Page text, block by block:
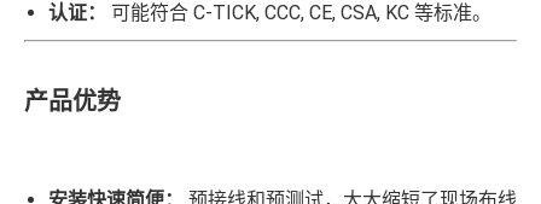
认证：
可能符合 C-TICK, CCC, CE, CSA, KC 等标准。
产品优势